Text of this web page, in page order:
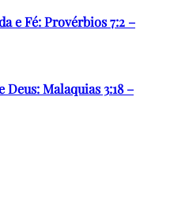
e Fé: Provérbios 7:2 –
Deus: Malaquias 3:18 –